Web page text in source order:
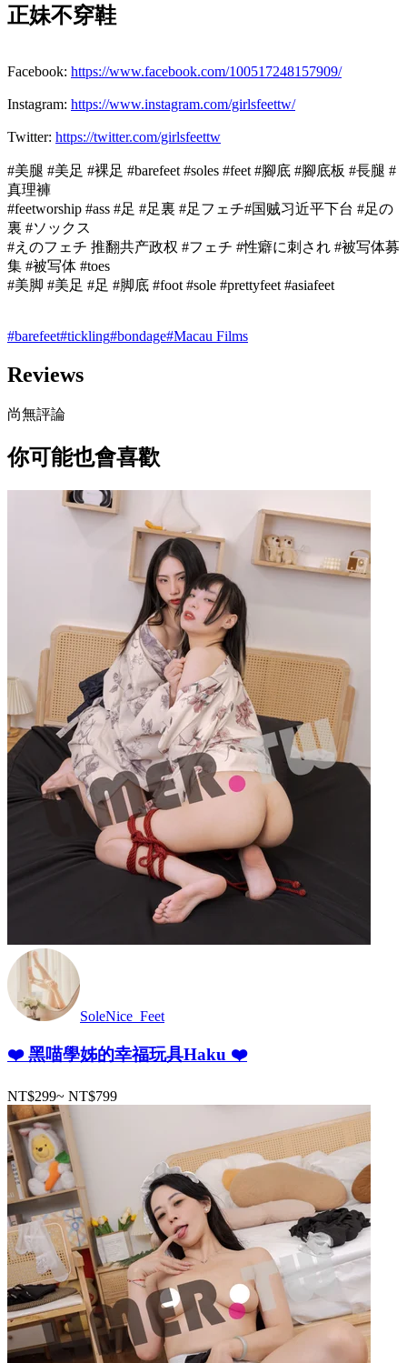
正妹不穿鞋
Facebook: https://www.facebook.com/100517248157909/
Instagram: https://www.instagram.com/girlsfeettw/
Twitter: https://twitter.com/girlsfeettw
#美腿 #美足 #裸足 #barefeet #soles #feet #腳底 #腳底板 #長腿 #
真理褲
#feetworship #ass #足 #足裏 #足フェチ#国贼习近平下台 #足の
裏 #ソックス
#えのフェチ 推翻共产政权 #フェチ #性癖に刺され #被写体募
集 #被写体 #toes
#美脚 #美足 #足 #脚底 #foot #sole #prettyfeet #asiafeet
#barefeet#tickling#bondage#Macau Films
Reviews
尚無評論
你可能也會喜歡
SoleNice_Feet
❤️ 黑喵學姊的幸福玩具Haku ❤️
NT$299~ NT$799